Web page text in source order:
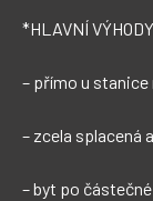
*HLAVNÍ
– přímo u stanice
– zcela splacená
– byt po